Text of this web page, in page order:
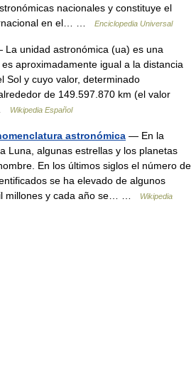
nacionales y constituye el
en el… …
Enciclopedia Universal
unidad astronómica (ua) es una
aproximadamente igual a la distancia
Sol y cuyo valor, determinado
de 149.597.870 km (el valor
Wikipedia Español
astronómica — En la
Luna, algunas estrellas y los planetas
En los últimos siglos el número de
se ha elevado de algunos
millones y cada año se… …
Wikipedia